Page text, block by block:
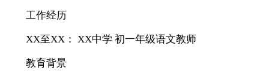
工作经历
XX至XX： XX中学 初一年级语文教师
教育背景